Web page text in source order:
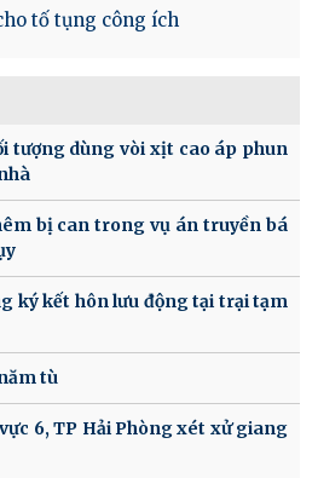
tố tụng công ích
tượng dùng vòi xịt cao áp phun
bị can trong vụ án truyền bá
ký kết hôn lưu động tại trại tạm
tù
6, TP Hải Phòng xét xử giang